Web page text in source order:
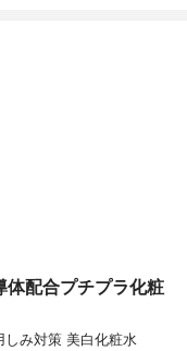
体配合プチプラ化粧
み対策 美白化粧水